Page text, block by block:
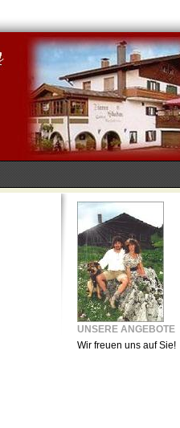
UNSERE ANGEBOTE
Wir freuen uns auf Sie!